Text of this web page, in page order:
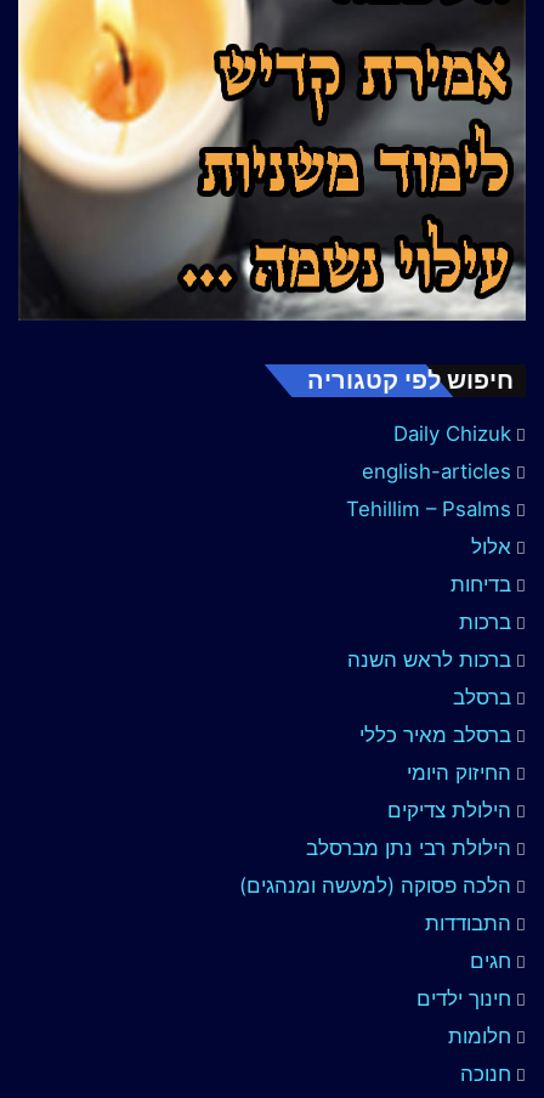
חיפוש לפי קטגוריה
Daily Chizuk
english-articles
Tehillim – Psalms
אלול
בדיחות
ברכות
ברכות לראש השנה
ברסלב
ברסלב מאיר כללי
החיזוק היומי
הילולת צדיקים
הילולת רבי נתן מברסלב
הלכה פסוקה (למעשה ומנהגים)
התבודדות
חגים
חינוך ילדים
חלומות
חנוכה